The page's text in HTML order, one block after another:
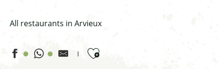
All restaurants in Arvieux
Ajouter aux favoris